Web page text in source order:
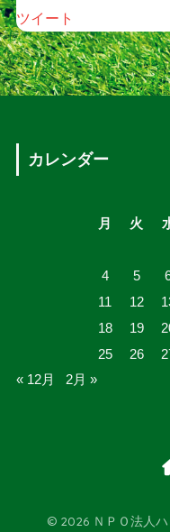
ツイート
カレンダー
月
火
4
5
11
12
18
19
25
26
« 12月
2月 »
© 2026 ＮＰＯ法人